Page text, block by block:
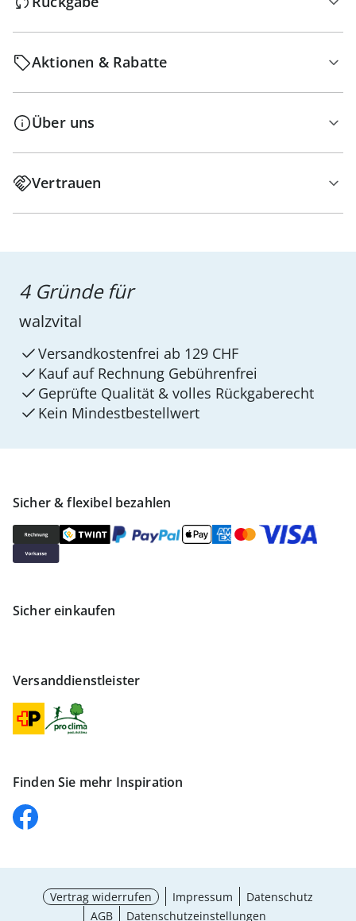
Aktionen & Rabatte
Über uns
Vertrauen
Sicher & flexibel bezahlen
Sicher einkaufen
Versanddienstleister
Finden Sie mehr Inspiration
4 Gründe für
walzvital
Versandkostenfrei ab 129 CHF
Kauf auf Rechnung Gebührenfrei
Geprüfte Qualität & volles Rückgaberecht
Kein Mindest­bestellwert
Vertrag widerrufen Impressum
Datenschutz
AGB
Datenschutzeinstellungen